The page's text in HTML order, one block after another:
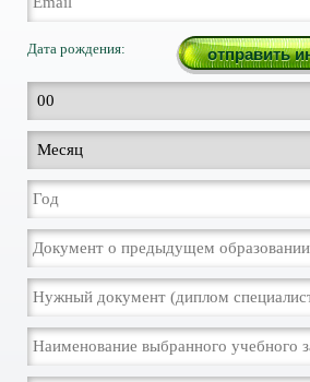
Дата рождения: